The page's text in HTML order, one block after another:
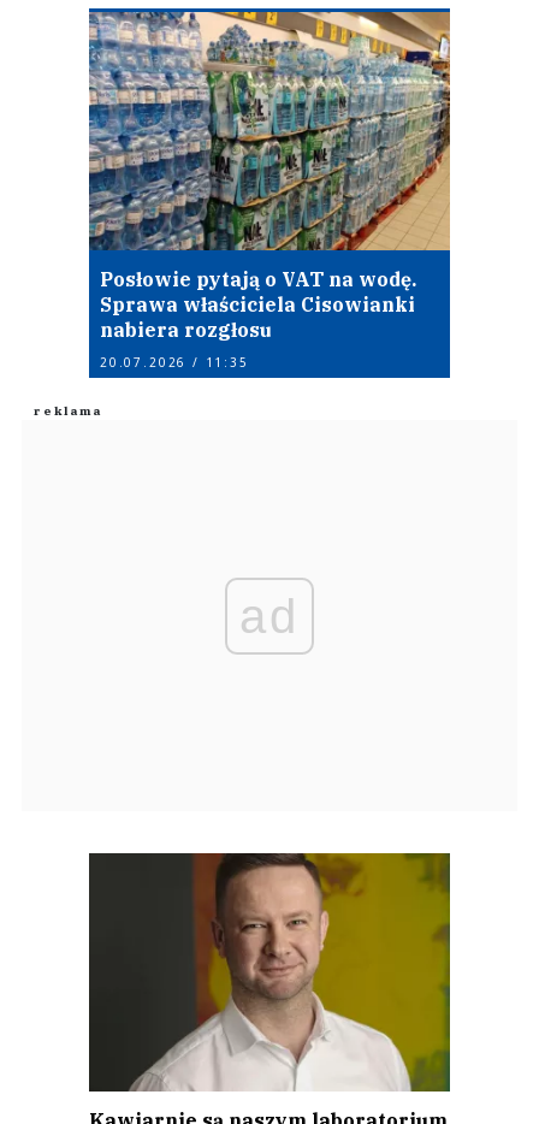
Posłowie pytają o VAT na wodę.
Sprawa właściciela Cisowianki
nabiera rozgłosu
20.07.2026 / 11:35
ad